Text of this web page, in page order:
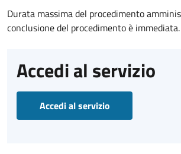
Durata massima del procedimento
conclusione del procedimento è immediata.
Accedi al servizio
Accedi al servizio